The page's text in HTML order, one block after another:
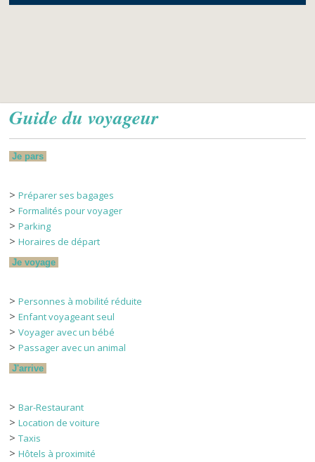
Guide du voyageur
Je pars
>Préparer ses bagages
>Formalités pour voyager
>Parking
>Horaires de départ
Je voyage
>Personnes à mobilité réduite
>Enfant voyageant seul
>Voyager avec un bébé
>Passager avec un animal
J'arrive
>Bar-Restaurant
>Location de voiture
>Taxis
>Hôtels à proximité